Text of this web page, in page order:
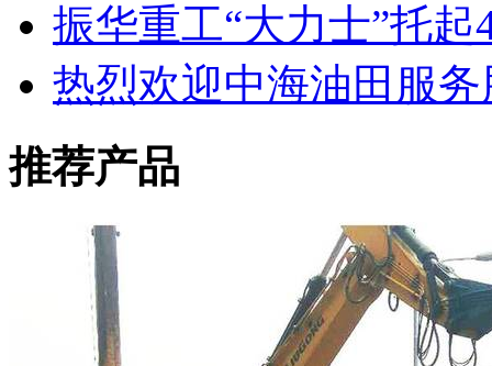
振华重工“大力士”托
热烈欢迎中海油田服
推荐产品